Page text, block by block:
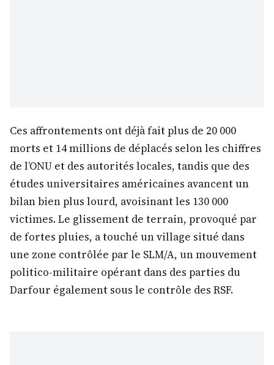
Ces affrontements ont déjà fait plus de 20 000
morts et 14 millions de déplacés selon les chiffres
de l’ONU et des autorités locales, tandis que des
études universitaires américaines avancent un
bilan bien plus lourd, avoisinant les 130 000
victimes. Le glissement de terrain, provoqué par
de fortes pluies, a touché un village situé dans
une zone contrôlée par le SLM/A, un mouvement
politico-militaire opérant dans des parties du
Darfour également sous le contrôle des RSF.